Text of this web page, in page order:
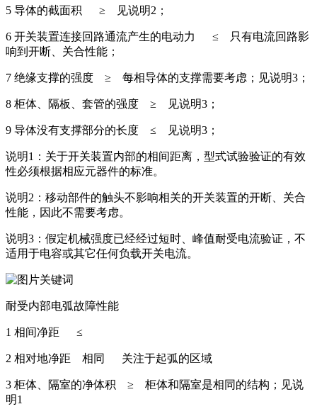
5 导体的截面积 ≥ 见说明2；
6 开关装置连接回路通流产生的电动力 ≤ 只有电流回路影
响到开断、关合性能；
7 绝缘支撑的强度 ≥ 每相导体的支撑需要考虑；见说明3；
8 柜体、隔板、套管的强度 ≥ 见说明3；
9 导体没有支撑部分的长度 ≤ 见说明3；
说明1：关于开关装置内部的相间距离，型式试验验证的有效
性必须根据相应元器件的标准。
说明2：移动部件的触头不影响相关的开关装置的开断、关合
性能，因此不需要考虑。
说明3：假定机械强度已经经过短时、峰值耐受电流验证，不
适用于电容或其它任何负载开关电流。
耐受内部电弧故障性能
1 相间净距 ≤
2 相对地净距 相同 关注于起弧的区域
3 柜体、隔室的净体积 ≥ 柜体和隔室是相同的结构；见说
明1